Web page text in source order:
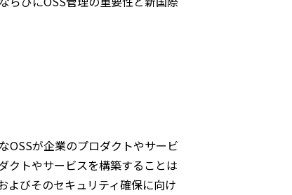
OSSが企業のプロダクトやサービ
クトやサービスを構築することは
よびそのセキュリティ確保に向け